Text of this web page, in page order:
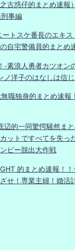
古惑仔的まとめ速報
事編
トスケ番長のエキス
自宅警備員的まとめ
-素浪人勇者カツオン
ノ洋子のはなしは信
独身的まとめ速報
辺的一同驚愕騒然ま
ットですべてを失っ
ビー脱出大作戦
的まとめ速報！
せ！専業主婦！婚活